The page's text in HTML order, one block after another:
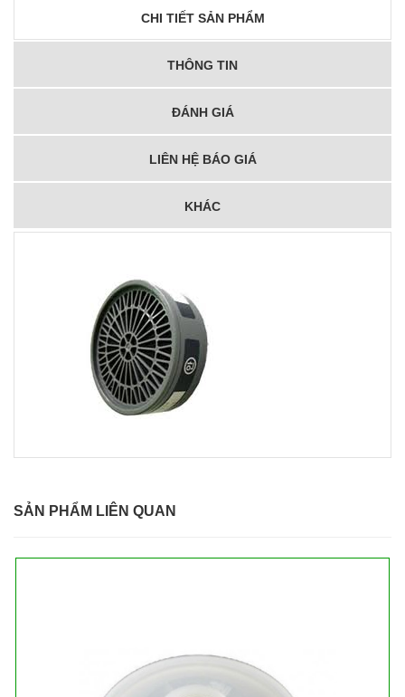
CHI TIẾT SẢN PHẨM
THÔNG TIN
ĐÁNH GIÁ
LIÊN HỆ BÁO GIÁ
KHÁC
SẢN PHẨM LIÊN QUAN